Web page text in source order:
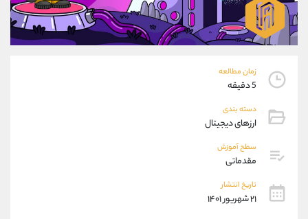
زمان مطالعه
5 دقیقه
دسته بندی
ارزهای دیجیتال
سطح آموزش
مقدماتی
تاریخ انتشار
۲۱ شهریور ۱۴۰۱
09101364784
واتساپ شروع گفتگو
تلگرام @Armteam_admin_104
پشتیبان فروش
موبایل
اطلاعات تماس (دفتر فروش)